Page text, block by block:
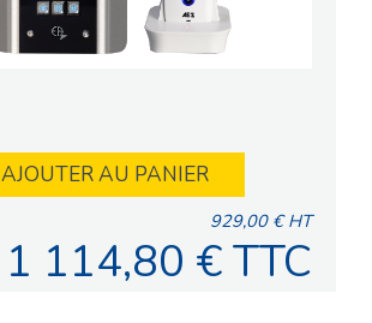
AJOUTER AU PANIER
929,00 € HT
1 114,80 € TTC